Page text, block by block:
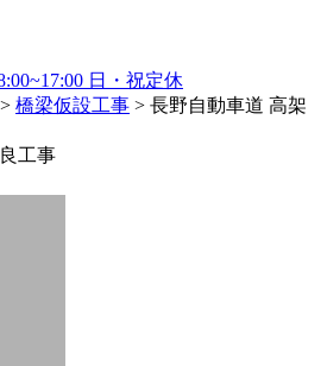
日・祝定休
> 橋梁仮設工事 > 長野自動車道 高架
工事